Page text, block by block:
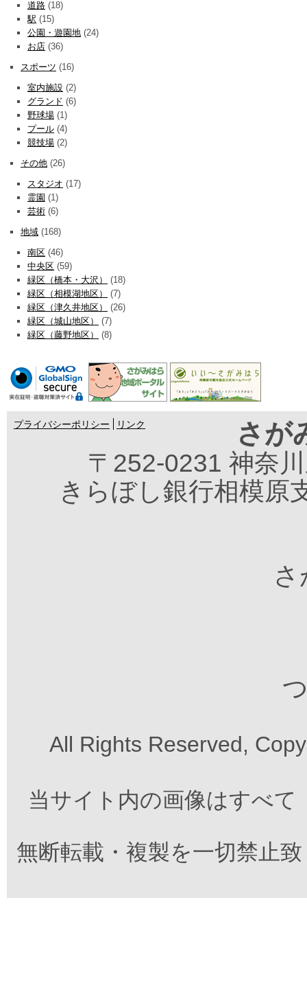
道路 (18)
駅 (15)
公園・遊園地 (24)
お店 (36)
スポーツ (16)
室内施設 (2)
グランド (6)
野球場 (1)
プール (4)
競技場 (2)
その他 (26)
スタジオ (17)
霊園 (1)
芸術 (6)
地域 (168)
南区 (46)
中央区 (59)
緑区（橋本・大沢）
(18)
緑区（相模湖地区）
(7)
緑区（津久井地区）
(26)
緑区（城山地区）
(7)
緑区（藤野地区）
(8)
プライバシーポリシー リンク さが
〒252-0231 神奈
きらぼし銀行相模原
All Rights Reserved,
当サイト内の画像はすべ
無断転載・複製を一切禁止